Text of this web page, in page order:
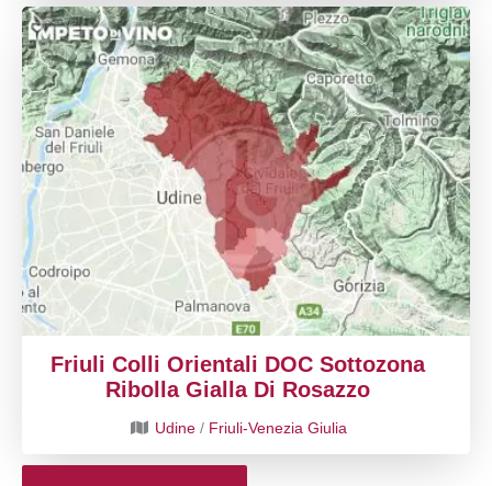
Friuli Colli Orientali DOC Sottozona
Ribolla Gialla Di Rosazzo
Udine / Friuli-Venezia Giulia